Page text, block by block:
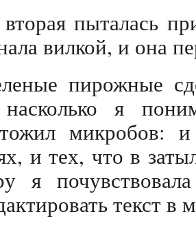
пыталась
вилкой, и она
пирожные
я
микробов:
и тех, что в
я
текст